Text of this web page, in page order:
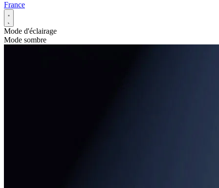
France
Mode d'éclairage
Mode sombre